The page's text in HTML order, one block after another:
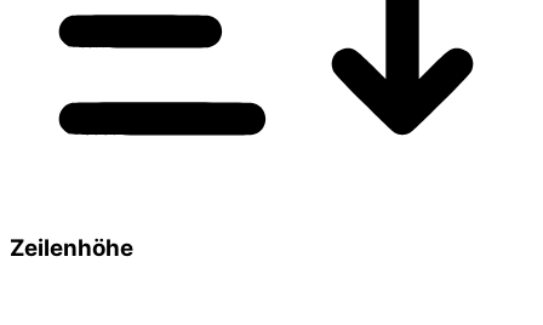
Zeilenhöhe